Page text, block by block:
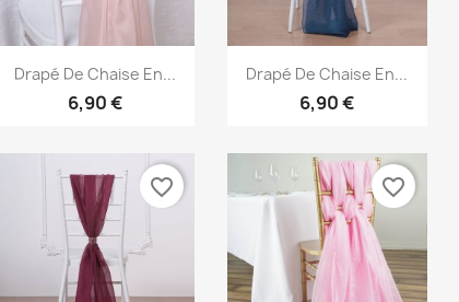
Aperçu rapide
Drapé De Chaise En...
6,90 €
Aperçu rapide
Drapé De Chaise En...
6,90 €
favorite_border favorite_border